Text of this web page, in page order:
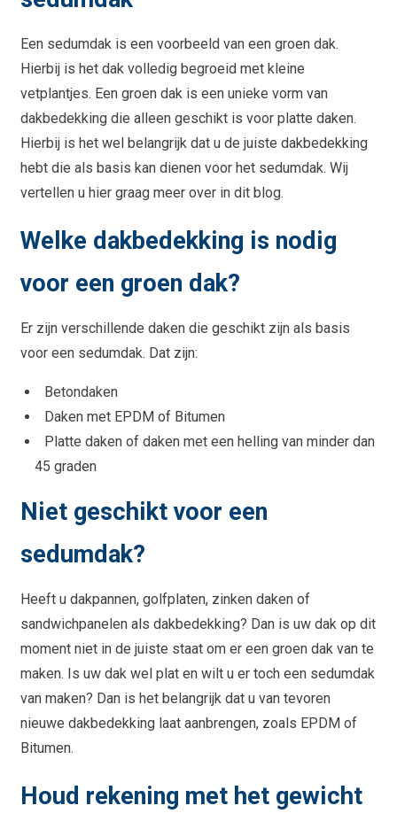
Een sedumdak is een voorbeeld van een groen dak.
Hierbij is het dak volledig begroeid met kleine
vetplantjes. Een groen dak is een unieke vorm van
dakbedekking die alleen geschikt is voor platte daken.
Hierbij is het wel belangrijk dat u de juiste dakbedekking
hebt die als basis kan dienen voor het sedumdak. Wij
vertellen u hier graag meer over in dit blog.
Welke dakbedekking is nodig
voor een groen dak?
Er zijn verschillende daken die geschikt zijn als basis
voor een sedumdak. Dat zijn:
Betondaken
Daken met EPDM of Bitumen
Platte daken of daken met een helling van minder dan
45 graden
Niet geschikt voor een
sedumdak?
Heeft u dakpannen, golfplaten, zinken daken of
sandwichpanelen als dakbedekking? Dan is uw dak op dit
moment niet in de juiste staat om er een groen dak van te
maken. Is uw dak wel plat en wilt u er toch een sedumdak
van maken? Dan is het belangrijk dat u van tevoren
nieuwe dakbedekking laat aanbrengen, zoals EPDM of
Bitumen.
Houd rekening met het gewicht